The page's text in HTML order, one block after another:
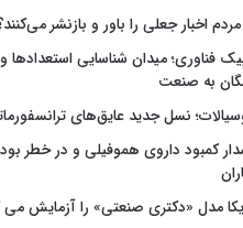
اخبار جعلی را باور و بازنشر
فناوری؛ میدان شناسایی استعدادها
به صنعت
نسل جدید عایق‌های
کمبود داروی هموفیلی و در خطر
مدل «دکتری صنعتی» را آزمایش می